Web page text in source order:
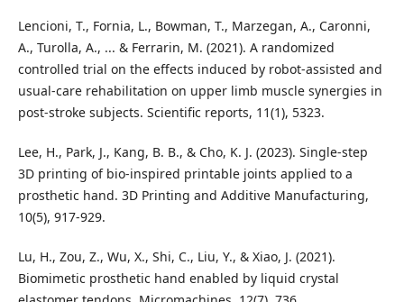
Lencioni, T., Fornia, L., Bowman, T., Marzegan, A., Caronni,
A., Turolla, A., ... & Ferrarin, M. (2021). A randomized
controlled trial on the effects induced by robot-assisted and
usual-care rehabilitation on upper limb muscle synergies in
post-stroke subjects. Scientific reports, 11(1), 5323.
Lee, H., Park, J., Kang, B. B., & Cho, K. J. (2023). Single-step
3D printing of bio-inspired printable joints applied to a
prosthetic hand. 3D Printing and Additive Manufacturing,
10(5), 917-929.
Lu, H., Zou, Z., Wu, X., Shi, C., Liu, Y., & Xiao, J. (2021).
Biomimetic prosthetic hand enabled by liquid crystal